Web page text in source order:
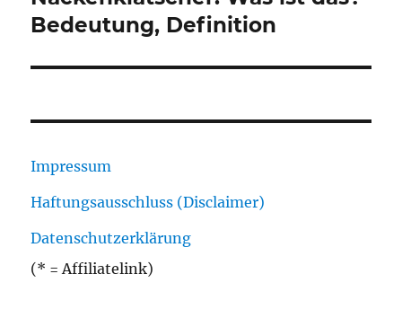
Bedeutung, Definition
Impressum
Haftungsausschluss (Disclaimer)
Datenschutzerklärung
(* = Affiliatelink)